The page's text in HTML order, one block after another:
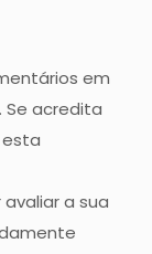
em
Se acredita
esta
a sua